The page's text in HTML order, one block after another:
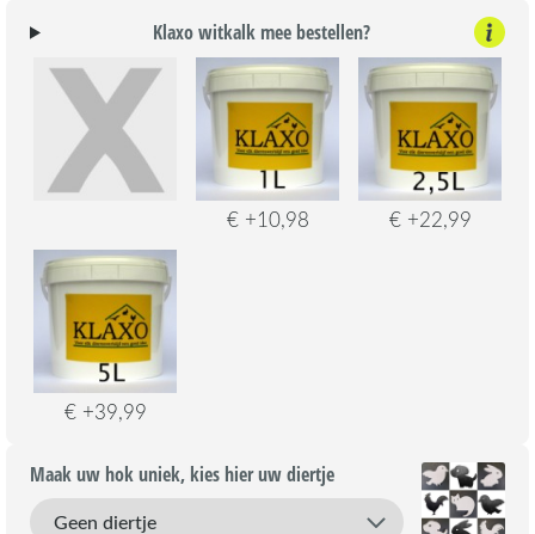
Klaxo witkalk mee bestellen?
€ +10,98 € +22,99
€ +39,99
Maak uw hok uniek, kies hier uw diertje